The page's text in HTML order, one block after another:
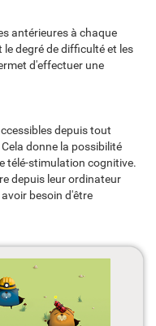
antérieures à chaque
degré de difficulté et les
d'effectuer une
depuis tout
donne la possibilité
télé-stimulation cognitive.
depuis leur ordinateur
besoin d'être